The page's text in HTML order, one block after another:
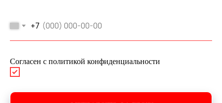
+7
Согласен с политикой конфиденциальности